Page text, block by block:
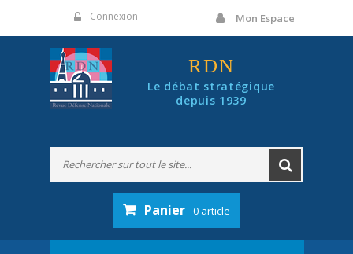
Connexion Mon Espace
RDN
Le débat stratégique
depuis 1939
Panier- 0 article